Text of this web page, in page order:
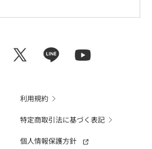
利用規約
特定商取引法に基づく表記
個人情報保護方針